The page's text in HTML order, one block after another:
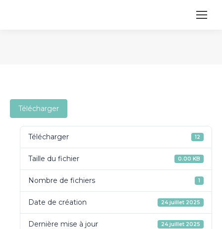
Télécharger
Télécharger 12
Taille du fichier 0.00 KB
Nombre de fichiers 1
Date de création 24 juillet 2025
Dernière mise à jour 24 juillet 2025